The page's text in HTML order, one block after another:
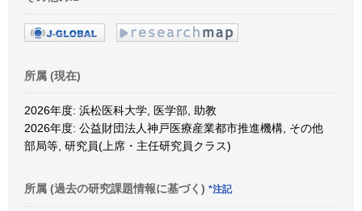
所属 (現在)
2026年度: 浜松医科大学, 医学部, 助教
2026年度: 公益財団法人神戸医療産業都市推進機構, その他
部局等, 研究員(上席・主任研究員クラス)
所属 (過去の研究課題情報に基づく) *注記